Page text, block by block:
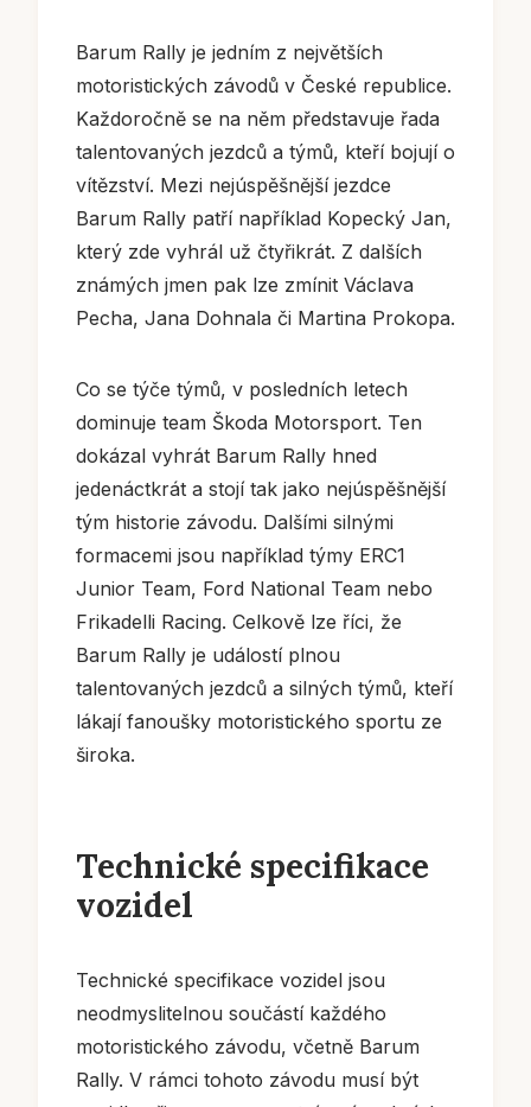
Barum Rally je jedním z největších
motoristických závodů v České republice.
Každoročně se na něm představuje řada
talentovaných jezdců a týmů, kteří bojují o
vítězství. Mezi nejúspěšnější jezdce
Barum Rally patří například Kopecký Jan,
který zde vyhrál už čtyřikrát. Z dalších
známých jmen pak lze zmínit Václava
Pecha, Jana Dohnala či Martina Prokopa.
Co se týče týmů, v posledních letech
dominuje team Škoda Motorsport. Ten
dokázal vyhrát Barum Rally hned
jedenáctkrát a stojí tak jako nejúspěšnější
tým historie závodu. Dalšími silnými
formacemi jsou například týmy ERC1
Junior Team, Ford National Team nebo
Frikadelli Racing. Celkově lze říci, že
Barum Rally je událostí plnou
talentovaných jezdců a silných týmů, kteří
lákají fanoušky motoristického sportu ze
široka.
Technické specifikace
vozidel
Technické specifikace vozidel jsou
neodmyslitelnou součástí každého
motoristického závodu, včetně Barum
Rally. V rámci tohoto závodu musí být